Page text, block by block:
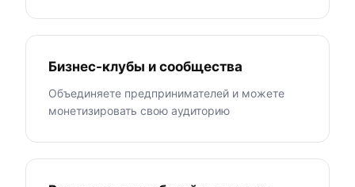
Бизнес-клубы и сообщества
Объединяете предпринимателей и можете
монетизировать свою аудиторию